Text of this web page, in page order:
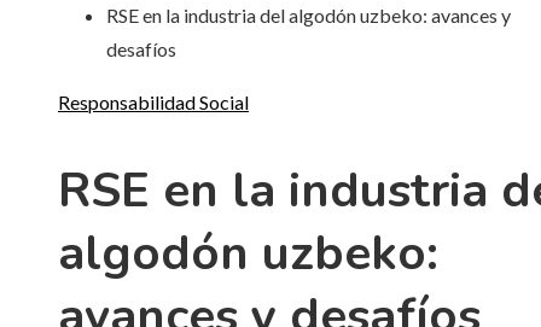
RSE en la industria del algodón uzbeko: avances y
desafíos
Responsabilidad Social
RSE en la industria
algodón uzbeko: